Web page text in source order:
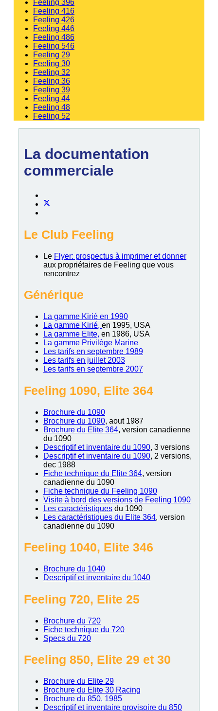
Feeling 396
Feeling 416
Feeling 426
Feeling 446
Feeling 486
Feeling 546
Feeling 29
Feeling 30
Feeling 32
Feeling 36
Feeling 39
Feeling 44
Feeling 48
Feeling 52
La documentation
commerciale
Le Club Feeling
Le Flyer: prospectus à imprimer et donner
aux propriétaires de Feeling que vous
rencontrez
Générique
La gamme Kirié en 1990
La gamme Kirié, en 1995, USA
La gamme Elite, en 1986, USA
La gamme Privilège Marine
Les tarifs en septembre 1989
Les tarifs en juillet 2003
Les tarifs en septembre 2007
Feeling 1090, Elite 364
Brochure du 1090
Brochure du 1090, aout 1987
Brochure du Elite 364, version canadienne
du 1090
Descriptif et inventaire du 1090, 3 versions
Descriptif et inventaire du 1090, 2 versions,
dec 1988
Fiche technique du Elite 364, version
canadienne du 1090
Fiche technique du Feeling 1090
Visite à bord des versions de Feeling 1090
Les caractéristiques du 1090
Les caractéristiques du Elite 364, version
canadienne du 1090
Feeling 1040, Elite 346
Brochure du 1040
Descriptif et inventaire du 1040
Feeling 720, Elite 25
Brochure du 720
Fiche technique du 720
Specs du 720
Feeling 850, Elite 29 et 30
Brochure du Elite 29
Brochure du Elite 30 Racing
Brochure du 850, 1985
Descriptif et inventaire provisoire du 850